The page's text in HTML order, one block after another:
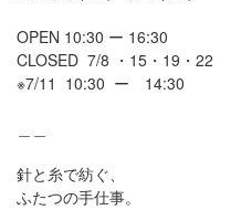
OPEN 10:30 ー 16:30
CLOSED 7/8 ・15・19・22
※7/11 10:30 ー 14:30
針と糸で紡ぐ、
ふたつの手仕事。